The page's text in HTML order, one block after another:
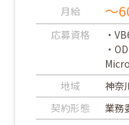
月給 ～
応募資格
・
・
地域
神奈
契約形態
業務